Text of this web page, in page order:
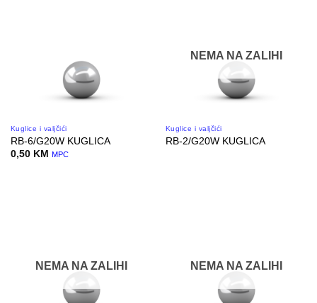
Kuglice i valjčići
RB-6/G20W KUGLICA
0,50 KM MPC
NEMA NA ZALIHI
Kuglice i valjčići
RB-2/G20W KUGLICA
NEMA NA ZALIHI NEMA NA ZALIHI